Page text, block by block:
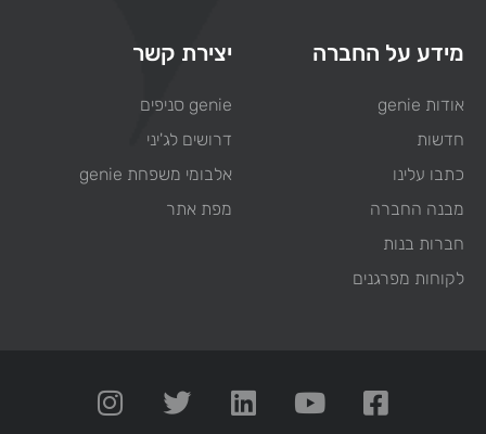
מידע על החברה
אודות genie
חדשות
כתבו עלינו
מבנה החברה
חברות בנות
לקוחות מפרגנים
יצירת קשר
genie סניפים
דרושים לג'יני
אלבומי משפחת genie
מפת אתר